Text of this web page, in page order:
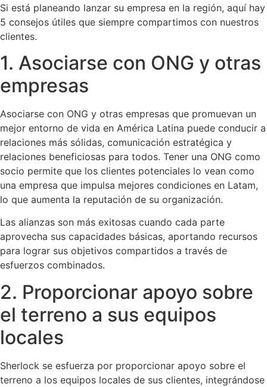
Si está planeando lanzar su empresa en la región, aquí hay
5 consejos útiles que siempre compartimos con nuestros
clientes.
1. Asociarse con ONG y otras
empresas
Asociarse con ONG y otras empresas que promuevan un
mejor entorno de vida en América Latina puede conducir a
relaciones más sólidas, comunicación estratégica y
relaciones beneficiosas para todos. Tener una ONG como
socio permite que los clientes potenciales lo vean como
una empresa que impulsa mejores condiciones en Latam,
lo que aumenta la reputación de su organización.
Las alianzas son más exitosas cuando cada parte
aprovecha sus capacidades básicas, aportando recursos
para lograr sus objetivos compartidos a través de
esfuerzos combinados.
2. Proporcionar apoyo sobre
el terreno a sus equipos
locales
Sherlock se esfuerza por proporcionar apoyo sobre el
terreno a los equipos locales de sus clientes, integrándose